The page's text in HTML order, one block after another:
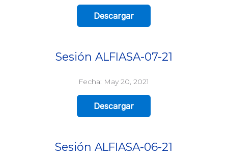
Descargar
Sesión ALFIASA-07-21
Fecha: May 20, 2021
Descargar
Sesión ALFIASA-06-21